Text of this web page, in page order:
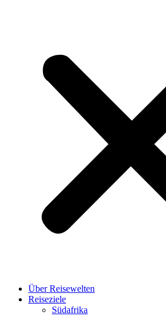
Über Reisewelten
Reiseziele
Südafrika